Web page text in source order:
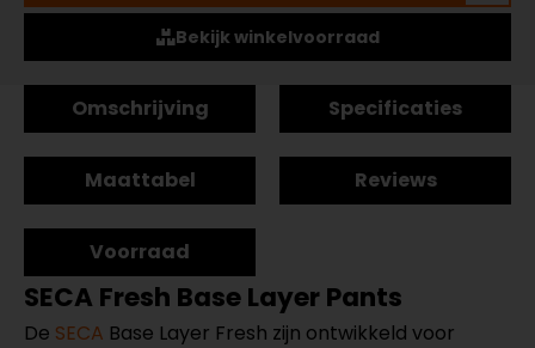
Bekijk winkelvoorraad
Omschrijving Specificaties
Maattabel Reviews
Voorraad
SECA Fresh Base Layer Pants
De SECA Base Layer Fresh zijn ontwikkeld voor